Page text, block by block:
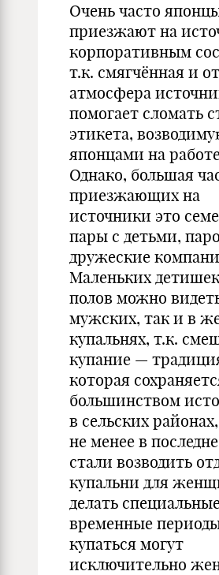
Очень часто
приезжают на
корпоративным
т.к. смягчённая и
атмосфера
помогает сломать
этикета,
японцами на
Однако, большая
приезжающих на
источники это
пары с детьми,
дружеские
Маленьких
полов можно
мужских, так и в
купальнях, т.к.
купание —
которая
большинством
в сельских
не менее в
стали возводить
купальни для
делать
временные
купаться могут
исключительно